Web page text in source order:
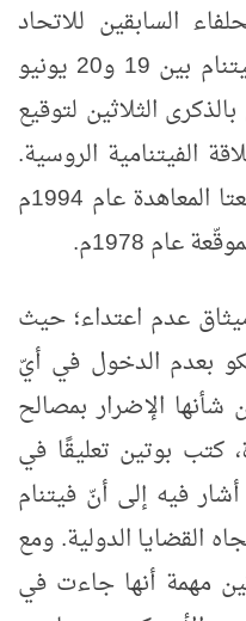
السابقين للاتحاد
السوفييتي في آسيا بزيارة فيتنام بين 19 و20 يونيو
بالذكرى الثلاثين لتوقيع
الفيتنامية الروسية.
وكانت هانوي وموسكو قد وقّعتا المعاهدة عام 1994م
1978م.
بمنزلة ميثاق عدم اعتداء؛ حيث
بعدم الدخول في أيّ
الإضرار بمصالح
كتب بوتين تعليقًا في
فيه إلى أنّ فيتنام
القضايا الدولية. ومع
مهمة أنها جاءت في